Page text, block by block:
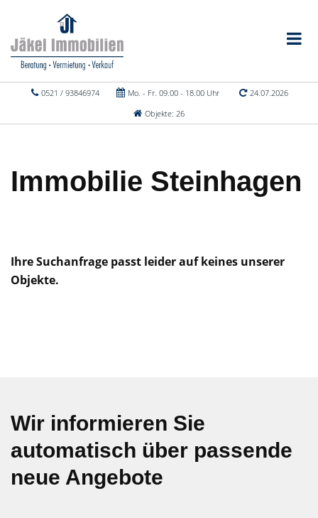
0521 / 93846974 Mo. - Fr. 09.00 - 18.00 Uhr
24.07.2026
Objekte: 26
Immobilie Steinhagen
Ihre Suchanfrage passt leider auf keines unserer
Objekte.
Wir informieren Sie
automatisch über passende
neue Angebote